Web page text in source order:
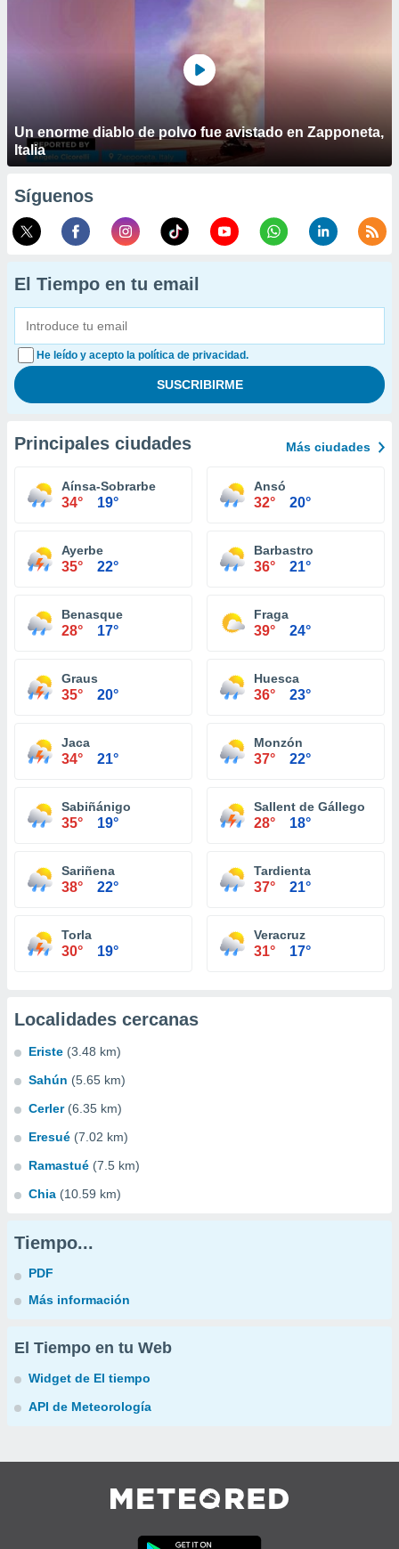
Un enorme diablo de polvo fue avistado en Zapponeta,
Italia
Síguenos
El Tiempo en tu email
He leído y acepto la política de privacidad.
Principales ciudades Más ciudades
Aínsa-Sobrarbe
34° 19°
Ansó
32° 20°
Ayerbe
35° 22°
Barbastro
36° 21°
Benasque
28° 17°
Fraga
39° 24°
Graus
35° 20°
Huesca
36° 23°
Jaca
34° 21°
Monzón
37° 22°
Sabiñánigo
35° 19°
Sallent de Gállego
28° 18°
Sariñena
38° 22°
Tardienta
37° 21°
Torla
30° 19°
Veracruz
31° 17°
Localidades cercanas
Eriste (3.48 km)
Sahún (5.65 km)
Cerler (6.35 km)
Eresué (7.02 km)
Ramastué (7.5 km)
Chia (10.59 km)
Tiempo...
PDF
Más información
El Tiempo en tu Web
Widget de El tiempo
API de Meteorología